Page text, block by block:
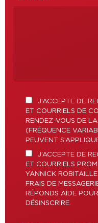
J’ACCEPTE DE
ET COURRIELS DE
RENDEZ-VOUS DE
(FRÉQUENCE
PEUVENT
J’ACCEPTE DE
ET COURRIELS
YANNICK
FRAIS DE
RÉPONDS AIDE
DÉSINSCRIRE.